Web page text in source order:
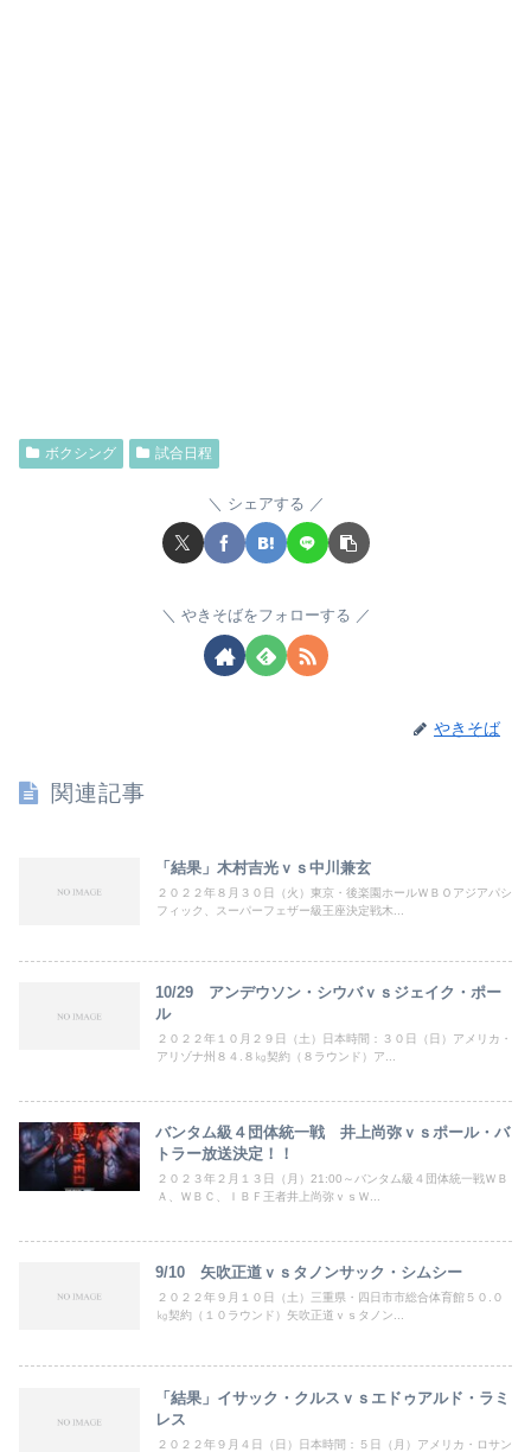
ボクシング 試合日程
シェアする
やきそばをフォローする
やきそば
関連記事
「結果」木村吉光ｖｓ中川兼玄
２０２２年８月３０日（火）東京・後楽園ホールＷＢＯアジアパシ
フィック、スーパーフェザー級王座決定戦木...
10/29 アンデウソン・シウバｖｓジェイク・ポー
ル
２０２２年１０月２９日（土）日本時間：３０日（日）アメリカ・
アリゾナ州８４.８㎏契約（８ラウンド）ア...
バンタム級４団体統一戦 井上尚弥ｖｓポール・バ
トラー放送決定！！
２０２３年２月１３日（月）21:00～バンタム級４団体統一戦ＷＢ
Ａ、ＷＢＣ、ＩＢＦ王者井上尚弥ｖｓＷ...
9/10 矢吹正道ｖｓタノンサック・シムシー
２０２２年９月１０日（土）三重県・四日市市総合体育館５０.０
㎏契約（１０ラウンド）矢吹正道ｖｓタノン...
「結果」イサック・クルスｖｓエドゥアルド・ラミ
レス
２０２２年９月４日（日）日本時間：５日（月）アメリカ・ロサン